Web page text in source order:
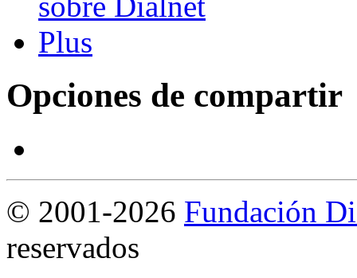
Opciones de compartir
© 2001-2026 Fundación
reservados